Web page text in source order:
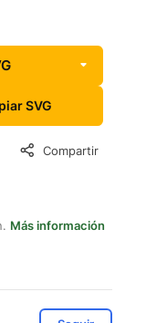
SVG
Compartir
Más información